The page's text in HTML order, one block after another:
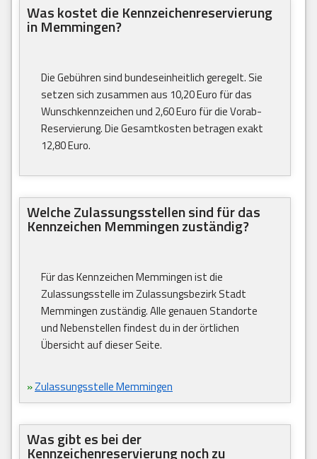
Was kostet die Kennzeichenreservierung
in Memmingen?
Die Gebühren sind bundeseinheitlich geregelt. Sie
setzen sich zusammen aus 10,20 Euro für das
Wunschkennzeichen und 2,60 Euro für die Vorab-
Reservierung. Die Gesamtkosten betragen exakt
12,80 Euro.
Welche Zulassungsstellen sind für das
Kennzeichen Memmingen zuständig?
Für das Kennzeichen Memmingen ist die
Zulassungsstelle im Zulassungsbezirk Stadt
Memmingen zuständig. Alle genauen Standorte
und Nebenstellen findest du in der örtlichen
Übersicht auf dieser Seite.
»Zulassungsstelle Memmingen
Was gibt es bei der
Kennzeichenreservierung noch zu